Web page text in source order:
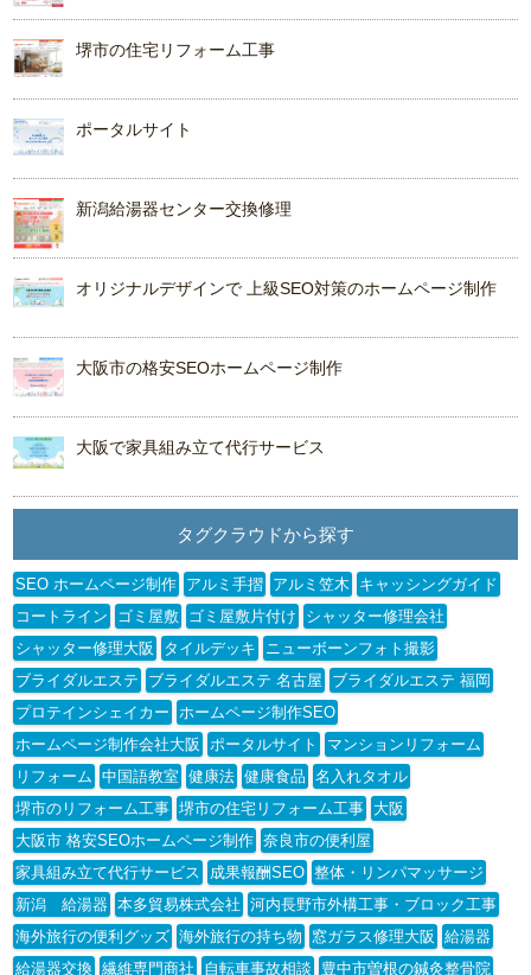
堺市の住宅リフォーム工事
ポータルサイト
新潟給湯器センター交換修理
オリジナルデザインで 上級SEO対策のホームページ制作
大阪市の格安SEOホームページ制作
大阪で家具組み立て代行サービス
タグクラウドから探す
SEO ホームページ制作 アルミ手摺 アルミ笠木
キャッシングガイド
コートライン
ゴミ屋敷 ゴミ屋敷片付け
シャッター修理会社
シャッター修理大阪
タイルデッキ
ニューボーンフォト撮影
ブライダルエステ
ブライダルエステ 名古屋
ブライダルエステ 福岡
プロテインシェイカー
ホームページ制作SEO
ホームページ制作会社大阪
ポータルサイト
マンションリフォーム
リフォーム
中国語教室 健康法 健康食品
名入れタオル
堺市のリフォーム工事 堺市の住宅リフォーム工事 大阪
大阪市 格安SEOホームページ制作 奈良市の便利屋
家具組み立て代行サービス
成果報酬SEO 整体・リンパマッサージ
新潟 給湯器 本多貿易株式会社
河内長野市外構工事・ブロック工事
海外旅行の便利グッズ 海外旅行の持ち物 窓ガラス修理大阪
給湯器
給湯器交換 繊維専門商社 自転車事故相談 豊中市曽根の鍼灸整骨院